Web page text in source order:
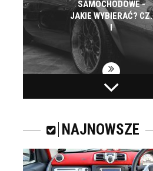
SAMOCHODOWE -
JAKIE WYBIERAĆ? CZ.
I
ZAPACH
SAMOCHODOWY -
NAJNOWSZE